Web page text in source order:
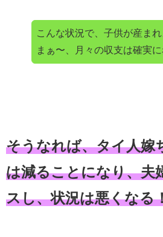
こんな状況で、子供が産ま
まぁ〜、月々の収支は確実に
そうなれば、タイ人嫁
は減ることになり、夫
スし、状況は悪くなる